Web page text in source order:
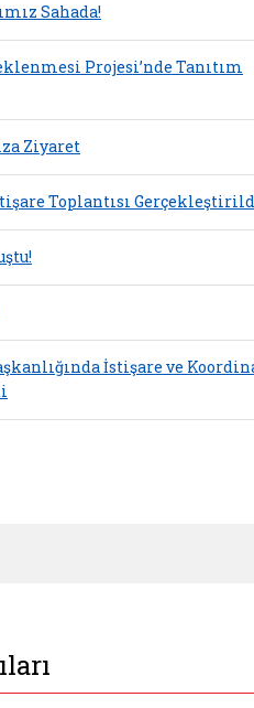
Sahada!
Projesi’nde Tanıtım
Ziyaret
Toplantısı
İstişare ve